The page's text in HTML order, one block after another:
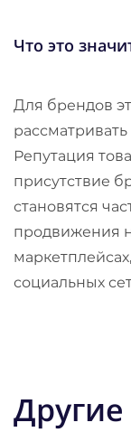
Что это
Для брендов
Репутация
присутствие
становятся
продвижения
социальных
Другие